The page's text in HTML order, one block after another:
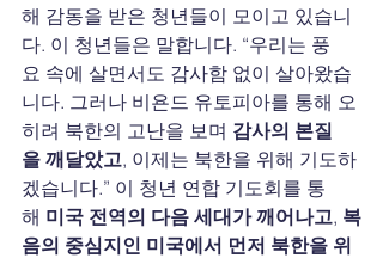
해 감동을 받은 청년들이 모이고 있습니
다. 이 청년들은 말합니다. “우리는 풍
요 속에 살면서도 감사함 없이 살아왔습
니다. 그러나 비욘드 유토피아를 통해 오
히려 북한의 고난을 보며 감사의 본질
을 깨달았고, 이제는 북한을 위해 기도하
겠습니다.” 이 청년 연합 기도회를 통
해 미국 전역의 다음 세대가 깨어나고, 복
음의 중심지인 미국에서 먼저 북한을 위